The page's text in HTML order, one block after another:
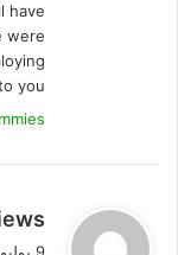
have
were
you.
ي
ق